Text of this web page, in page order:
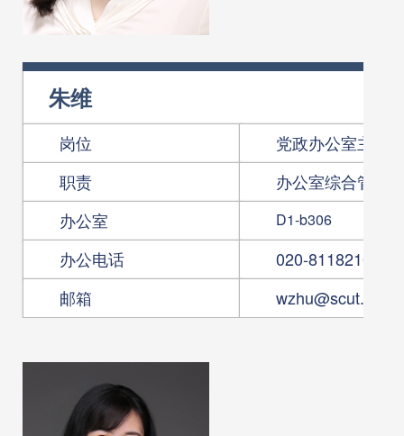
朱维
岗位
党政办公室主任
职责
办公室综合管理
办公室
D1-b306
办公电话
020-81182108
邮箱